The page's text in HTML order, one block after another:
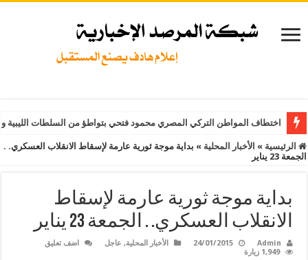
اختطاف المواطن التركي المصري محمود فتحي بتواطؤ من السلطات
الرئيسية » الأخبار المحلية » بداية موجة ثورية عارمة لإسقاط الانقلاب العسكري. .
الجمعة 23 يناير
بداية موجة ثورية عارمة لإسقاط
الانقلاب العسكري. . الجمعة 23 يناير
Admin
24/01/2015 الأخبار المحلية, عاجل
اضف تعليق
1,949 زيارة